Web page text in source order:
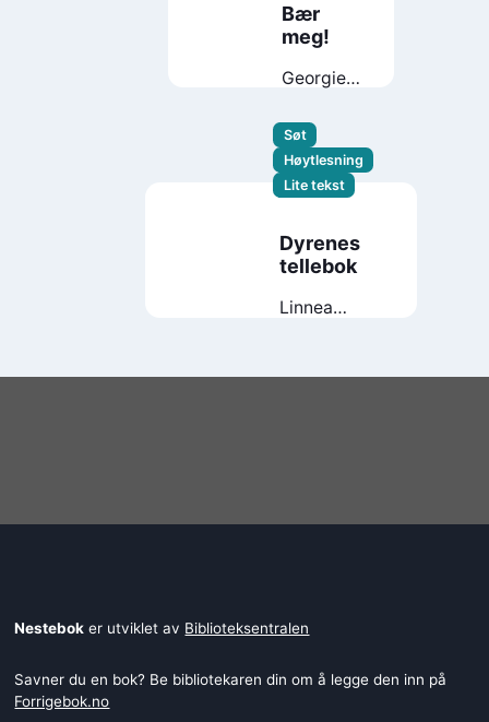
Bær
meg!
Georgie
Søt
Høytlesning
Lite tekst
Dyrenes
tellebok
Linnea
Nestebok er utviklet av Biblioteksentralen
Savner du en bok? Be bibliotekaren din om å legge den inn på
Forrigebok.no